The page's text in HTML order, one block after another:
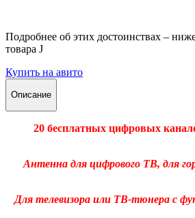
Подробнее об этих достоинствах –
товара J
Купить на авито
Описание
20 бесплатных цифровых
Антенна для цифрового ТВ, для
Для телевизора или ТВ-тюнера с